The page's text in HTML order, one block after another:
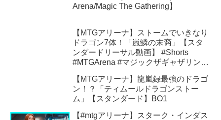
Arena/Magic The Gathering】
【MTGアリーナ】ストームでいきなり
ドラゴン7体！「嵐鱗の末裔」【スタ
ンダードリーサル動画】 #Shorts
#MTGArena #マジックザギャザリング
【MTGアリーナ】龍嵐録最強のドラゴ
ン！？「ティムールドラゴンストー
ム」【スタンダード】BO1
【#mtgアリーナ】スターク・インダス